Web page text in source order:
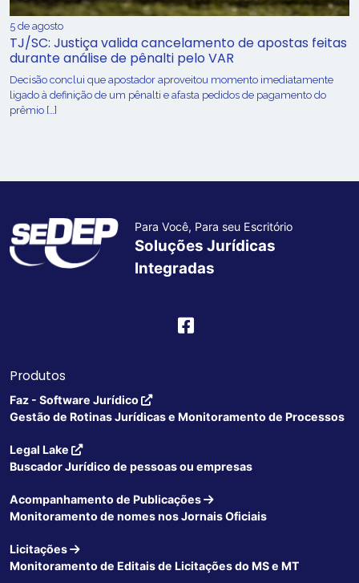
5 de agosto
TJ/SC: Justiça valida cancelamento de apostas feitas
durante análise de pênalti pelo VAR
Decisão conclui que apostador aproveitou momento imediatamente
ligado à definição de um pênalti e afasta pedidos de pagamento do
prêmio […]
Para Você, Para seu Escritório
Soluções Jurídicas
Integradas
Produtos
Faz - Software Jurídico
Gestão de Rotinas Jurídicas e Monitoramento de Processos
Legal Lake
Buscador Jurídico de pessoas ou empresas
Acompanhamento de Publicações
Monitoramento de nomes nos Jornais Oficiais
Licitações
Monitoramento de Editais de Licitações do MS e MT